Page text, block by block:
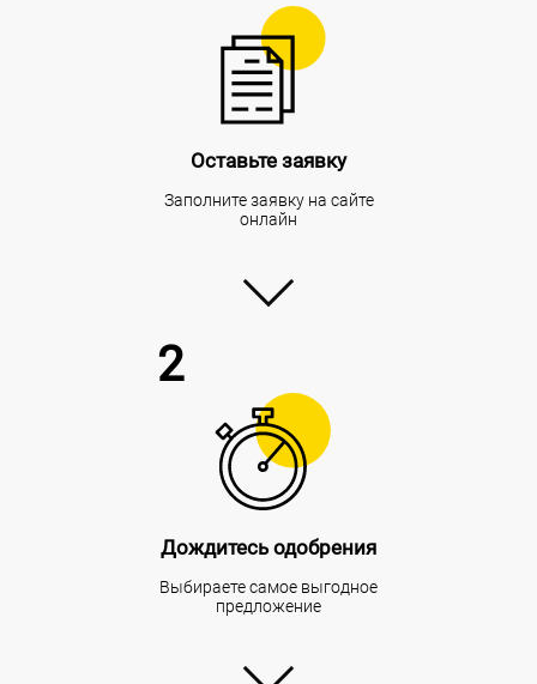
Оставьте заявку
Заполните заявку на сайте
онлайн
2
Дождитесь одобрения
Выбираете самое выгодное
предложение